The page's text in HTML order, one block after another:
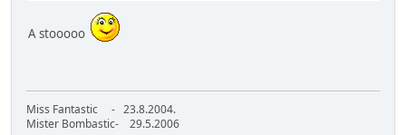
A stooooo
Miss Fantastic - 23.8.2004.
Mister Bombastic- 29.5.2006